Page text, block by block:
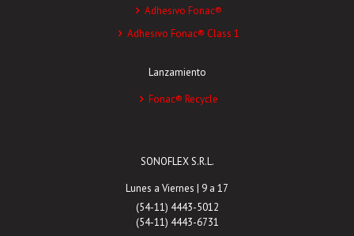
Adhesivo Fonac®
Adhesivo Fonac® Class 1
Lanzamiento
Fonac® Recycle
SONOFLEX S.R.L.
Lunes a Viernes | 9 a 17
(54-11) 4443-5012
(54-11) 4443-6731